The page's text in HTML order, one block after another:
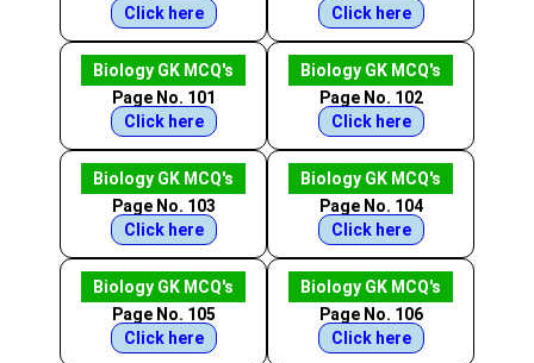
Click here
Click here
Biology GK MCQ's
Page No. 101
Click here
Biology GK MCQ's
Page No. 102
Click here
Biology GK MCQ's
Page No. 103
Click here
Biology GK MCQ's
Page No. 104
Click here
Biology GK MCQ's
Page No. 105
Click here
Biology GK MCQ's
Page No. 106
Click here